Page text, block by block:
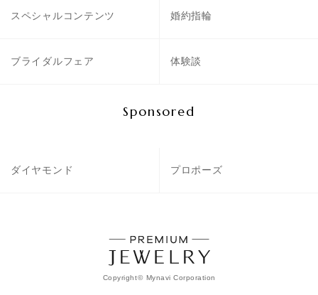
スペシャルコンテンツ 婚約指輪
ブライダルフェア 体験談
Sponsored
ダイヤモンド プロポーズ
Copyright© Mynavi Corporation